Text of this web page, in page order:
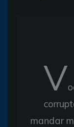
V
mandar